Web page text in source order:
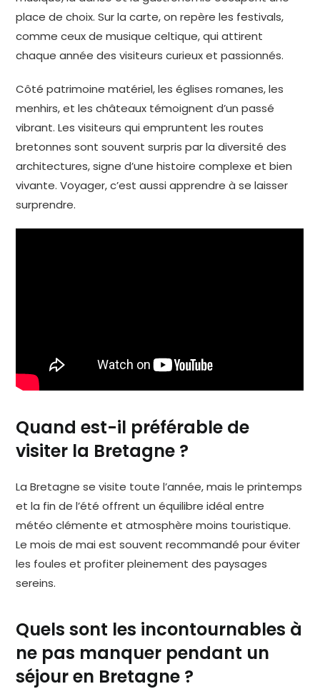
place de choix. Sur la carte, on repère les festivals,
comme ceux de musique celtique, qui attirent
chaque année des visiteurs curieux et passionnés.
Côté patrimoine matériel, les églises romanes, les
menhirs, et les châteaux témoignent d’un passé
vibrant. Les visiteurs qui empruntent les routes
bretonnes sont souvent surpris par la diversité des
architectures, signe d’une histoire complexe et bien
vivante. Voyager, c’est aussi apprendre à se laisser
surprendre.
Quand est-il préférable de
visiter la Bretagne ?
La Bretagne se visite toute l’année, mais le printemps
et la fin de l’été offrent un équilibre idéal entre
météo clémente et atmosphère moins touristique.
Le mois de mai est souvent recommandé pour éviter
les foules et profiter pleinement des paysages
sereins.
Quels sont les incontournables à
ne pas manquer pendant un
séjour en Bretagne ?